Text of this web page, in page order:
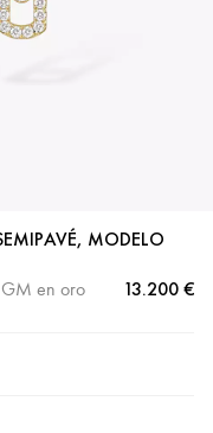
MODELO
GM en oro
13.200 €